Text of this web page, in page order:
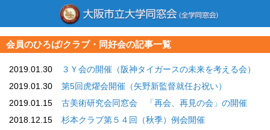
会員のひろば/クラブ・同好会の記事一覧
2019.01.30
３Ｙ会の開催（阪神タイガースの未来を考える会）
2019.01.30
第5回虎燿会開催（矢野新監督就任お祝い）
2019.01.15
古美術研究会同窓会 「再会、再見の会」の開催
2018.12.15
杉本クラブ第５４回（秋季）例会開催